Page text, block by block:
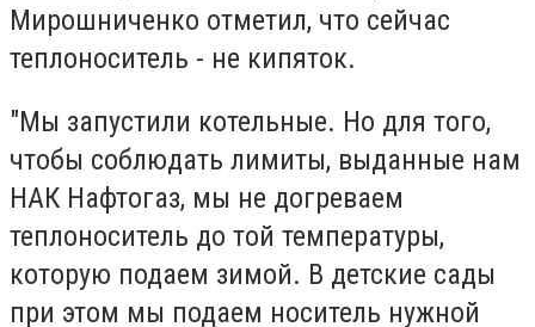
Мирошниченко отметил, что сейчас
теплоноситель - не кипяток.
"Мы запустили котельные. Но для того,
чтобы соблюдать лимиты, выданные нам
НАК Нафтогаз, мы не догреваем
теплоноситель до той температуры,
которую подаем зимой. В детские сады
при этом мы подаем носитель нужной